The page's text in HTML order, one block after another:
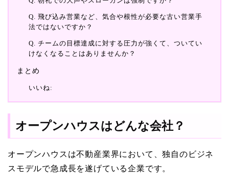
Q. 飛び込み営業など、気合や根性が必要な古い営業手
法ではないですか？
Q. チームの目標達成に対する圧力が強くて、ついてい
けなくなることはありませんか？
まとめ
いいね:
オープンハウスはどんな会社？
オープンハウスは不動産業界において、独自のビジネ
スモデルで急成長を遂げている企業です。